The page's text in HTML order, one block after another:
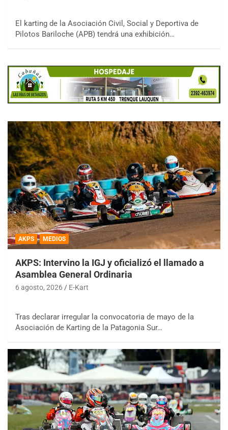
El karting de la Asociación Civil, Social y Deportiva de
Pilotos Bariloche (APB) tendrá una exhibición…
AKPS MEDIOS
AKPS: Intervino la IGJ y oficializó el llamado a
Asamblea General Ordinaria
6 agosto, 2026 E-Kart
Tras declarar irregular la convocatoria de mayo de la
Asociación de Karting de la Patagonia Sur…